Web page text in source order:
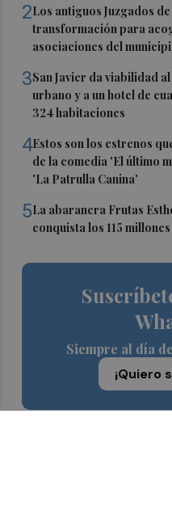
2Los antiguos Juzgados
transformación para
asociaciones del
3San Javier da viabilidad
urbano y a un hotel de
324 habitaciones
4Estos son los estrenos
de la comedia 'El último
'La Patrulla Canina'
5La abaranera Frutas
conquista los 115
Siempre al día
¡Quiero